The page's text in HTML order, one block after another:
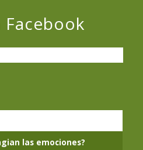
Facebook
las emociones?